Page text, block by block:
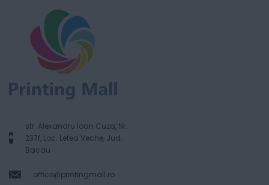
str. Alexandru Ioan Cuza, Nr.
237f, Loc. Letea Veche, Jud.
Bacau
office@printingmall.ro